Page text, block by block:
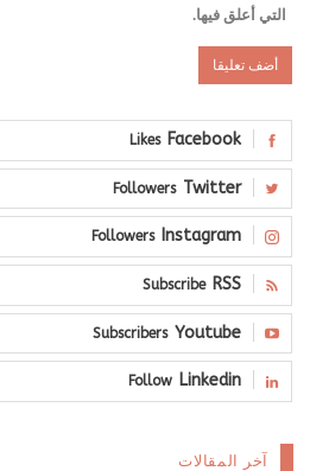
التي أعلق فيها.
Facebook
Likes
Twitter
Followers
Instagram
Followers
RSS
Subscribe
Youtube
Subscribers
Linkedin
Follow
آخر المقالات